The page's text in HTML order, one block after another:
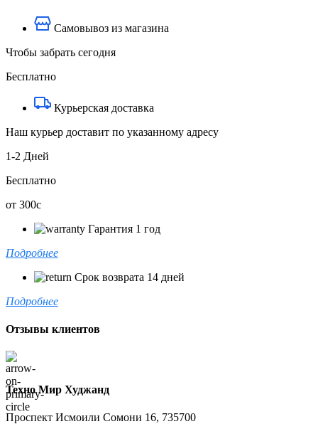
Самовывоз из магазина
Чтобы забрать сегодня
Бесплатно
Курьерская доставка
Наш курьер доставит по указанному адресу
1-2 Дней
Бесплатно
от 300с
Гарантия 1 год
Подробнее
Срок возврата 14 дней
Подробнее
Отзывы клиентов
Техно Мир Худжанд
Проспект Исмоили Сомони 16, 735700